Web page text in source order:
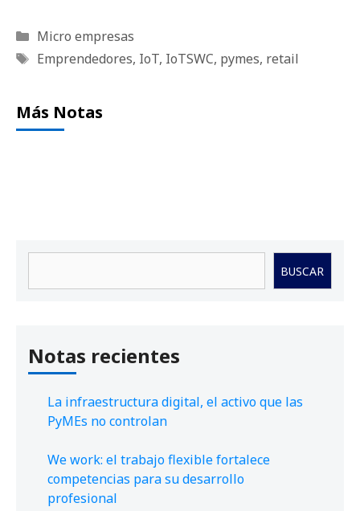
Categorías
Micro empresas
Etiquetas
Emprendedores, IoT, IoTSWC, pymes, retail
Más Notas
BUSCAR
Notas recientes
La infraestructura digital, el activo que las
PyMEs no controlan
We work: el trabajo flexible fortalece
competencias para su desarrollo
profesional